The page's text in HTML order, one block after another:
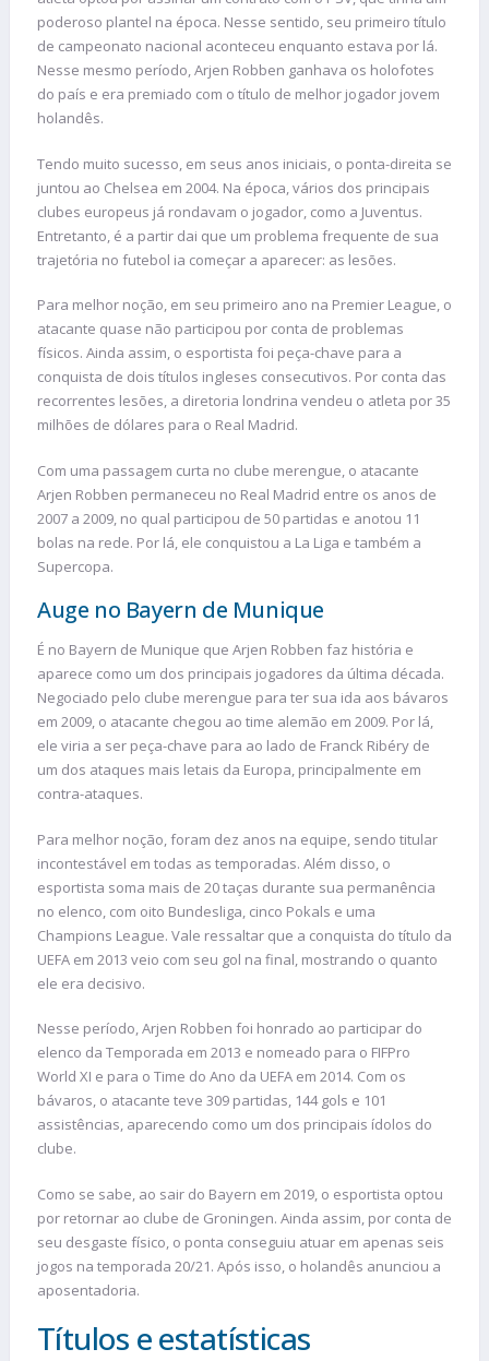
poderoso plantel na época. Nesse sentido, seu primeiro título
de campeonato nacional aconteceu enquanto estava por lá.
Nesse mesmo período, Arjen Robben ganhava os holofotes
do país e era premiado com o título de melhor jogador jovem
holandês.
Tendo muito sucesso, em seus anos iniciais, o ponta-direita se
juntou ao Chelsea em 2004. Na época, vários dos principais
clubes europeus já rondavam o jogador, como a Juventus.
Entretanto, é a partir dai que um problema frequente de sua
trajetória no futebol ia começar a aparecer: as lesões.
Para melhor noção, em seu primeiro ano na Premier League, o
atacante quase não participou por conta de problemas
físicos. Ainda assim, o esportista foi peça-chave para a
conquista de dois títulos ingleses consecutivos. Por conta das
recorrentes lesões, a diretoria londrina vendeu o atleta por 35
milhões de dólares para o Real Madrid.
Com uma passagem curta no clube merengue, o atacante
Arjen Robben permaneceu no Real Madrid entre os anos de
2007 a 2009, no qual participou de 50 partidas e anotou 11
bolas na rede. Por lá, ele conquistou a La Liga e também a
Supercopa.
Auge no Bayern de Munique
É no Bayern de Munique que Arjen Robben faz história e
aparece como um dos principais jogadores da última década.
Negociado pelo clube merengue para ter sua ida aos bávaros
em 2009, o atacante chegou ao time alemão em 2009. Por lá,
ele viria a ser peça-chave para ao lado de Franck Ribéry de
um dos ataques mais letais da Europa, principalmente em
contra-ataques.
Para melhor noção, foram dez anos na equipe, sendo titular
incontestável em todas as temporadas. Além disso, o
esportista soma mais de 20 taças durante sua permanência
no elenco, com oito Bundesliga, cinco Pokals e uma
Champions League. Vale ressaltar que a conquista do título da
UEFA em 2013 veio com seu gol na final, mostrando o quanto
ele era decisivo.
Nesse período, Arjen Robben foi honrado ao participar do
elenco da Temporada em 2013 e nomeado para o FIFPro
World XI e para o Time do Ano da UEFA em 2014. Com os
bávaros, o atacante teve 309 partidas, 144 gols e 101
assistências, aparecendo como um dos principais ídolos do
clube.
Como se sabe, ao sair do Bayern em 2019, o esportista optou
por retornar ao clube de Groningen. Ainda assim, por conta de
seu desgaste físico, o ponta conseguiu atuar em apenas seis
jogos na temporada 20/21. Após isso, o holandês anunciou a
aposentadoria.
Títulos e estatísticas